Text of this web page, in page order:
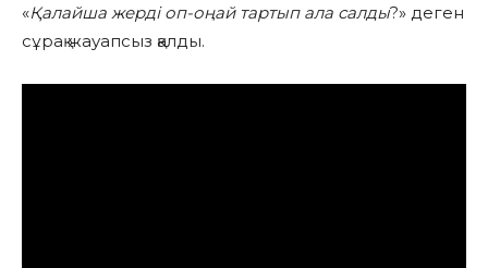
«Қалайша жерді оп-оңай тартып ала салды?» деген
сұрақ жауапсыз қалды.